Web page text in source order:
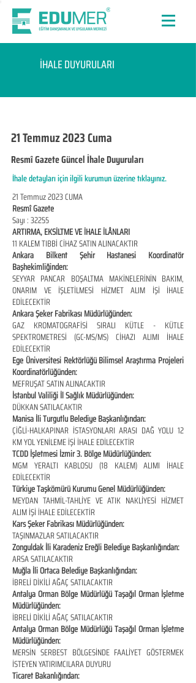
İHALE DUYURULARI
21 Temmuz 2023 Cuma
Resmî Gazete Güncel İhale Duyuruları
İhale detayları için ilgili kurumun üzerine tıklayınız.
21 Temmuz 2023 CUMA
Resmî Gazete
Sayı : 32255
ARTIRMA, EKSİLTME VE İHALE İLÂNLARI
11 KALEM TIBBİ CİHAZ SATIN ALINACAKTIR
Ankara Bilkent Şehir Hastanesi Koordinatör
Başhekimliğinden:
SEYYAR PANCAR BOŞALTMA MAKİNELERİNİN BAKIM,
ONARIM VE İŞLETİLMESİ HİZMET ALIM İŞİ İHALE
EDİLECEKTİR
Ankara Şeker Fabrikası Müdürlüğünden:
GAZ KROMATOGRAFİSİ SIRALI KÜTLE - KÜTLE
SPEKTROMETRESİ (GC-MS/MS) CİHAZI ALIMI İHALE
EDİLECEKTİR
Ege Üniversitesi Rektörlüğü Bilimsel Araştırma Projeleri
Koordinatörlüğünden:
MEFRUŞAT SATIN ALINACAKTIR
İstanbul Valiliği İl Sağlık Müdürlüğünden:
DÜKKAN SATILACAKTIR
Manisa İli Turgutlu Belediye Başkanlığından:
ÇİĞLİ-HALKAPINAR İSTASYONLARI ARASI DAĞ YOLU 12
KM YOL YENİLEME İŞİ İHALE EDİLECEKTİR
TCDD İşletmesi İzmir 3. Bölge Müdürlüğünden:
MGM YERALTI KABLOSU (18 KALEM) ALIMI İHALE
EDİLECEKTİR
Türkiye Taşkömürü Kurumu Genel Müdürlüğünden:
MEYDAN TAHMİL-TAHLİYE VE ATIK NAKLİYESİ HİZMET
ALIM İŞİ İHALE EDİLECEKTİR
Kars Şeker Fabrikası Müdürlüğünden:
TAŞINMAZLAR SATILACAKTIR
Zonguldak İli Karadeniz Ereğli Belediye Başkanlığından:
ARSA SATILACAKTIR
Muğla İli Ortaca Belediye Başkanlığından:
İBRELİ DİKİLİ AĞAÇ SATILACAKTIR
Antalya Orman Bölge Müdürlüğü Taşağıl Orman İşletme
Müdürlüğünden:
İBRELİ DİKİLİ AĞAÇ SATILACAKTIR
Antalya Orman Bölge Müdürlüğü Taşağıl Orman İşletme
Müdürlüğünden:
MERSİN SERBEST BÖLGESİNDE FAALİYET GÖSTERMEK
İSTEYEN YATIRIMCILARA DUYURU
Ticaret Bakanlığından: